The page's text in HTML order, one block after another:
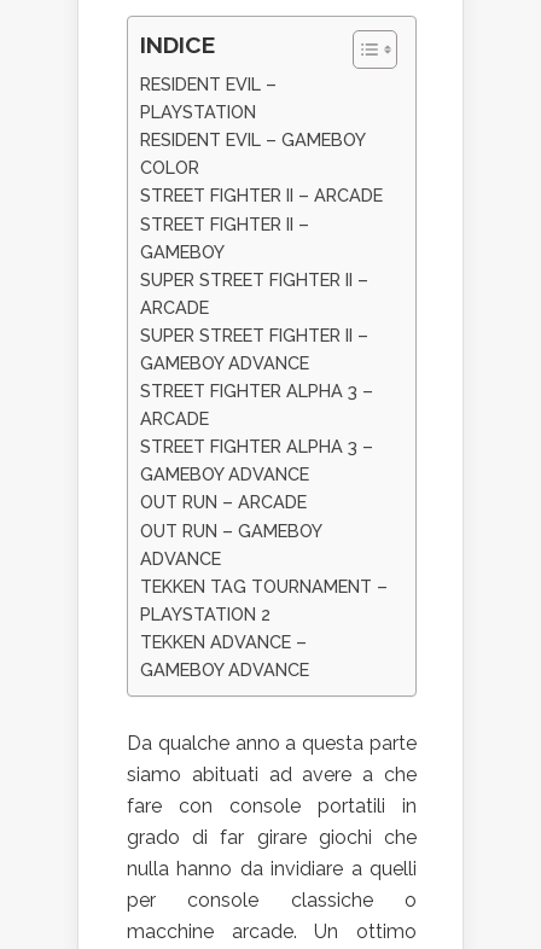
INDICE
RESIDENT EVIL –
PLAYSTATION
RESIDENT EVIL – GAMEBOY
COLOR
STREET FIGHTER II – ARCADE
STREET FIGHTER II –
GAMEBOY
SUPER STREET FIGHTER II –
ARCADE
SUPER STREET FIGHTER II –
GAMEBOY ADVANCE
STREET FIGHTER ALPHA 3 –
ARCADE
STREET FIGHTER ALPHA 3 –
GAMEBOY ADVANCE
OUT RUN – ARCADE
OUT RUN – GAMEBOY
ADVANCE
TEKKEN TAG TOURNAMENT –
PLAYSTATION 2
TEKKEN ADVANCE –
GAMEBOY ADVANCE
Da qualche anno a questa parte
siamo abituati ad avere a che
fare con console portatili in
grado di far girare giochi che
nulla hanno da invidiare a quelli
per console classiche o
macchine arcade. Un ottimo